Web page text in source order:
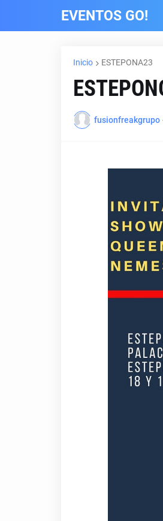
EVENTOS GO!
Inicio ESTEPONA23
fusionfreakgrupo